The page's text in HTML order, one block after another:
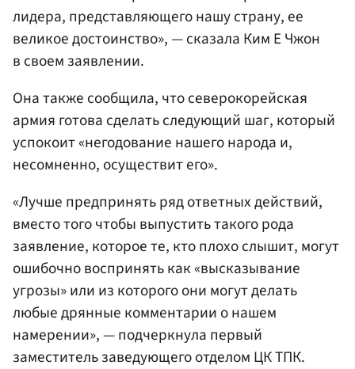
лидера, представляющего нашу страну, ее
великое достоинство», — сказала Ким Е Чжон
в своем заявлении.
Она также сообщила, что северокорейская
армия готова сделать следующий шаг, который
успокоит «негодование нашего народа и,
несомненно, осуществит его».
«Лучше предпринять ряд ответных действий,
вместо того чтобы выпустить такого рода
заявление, которое те, кто плохо слышит, могут
ошибочно воспринять как «высказывание
угрозы» или из которого они могут делать
любые дрянные комментарии о нашем
намерении», — подчеркнула первый
заместитель заведующего отделом ЦК ТПК.